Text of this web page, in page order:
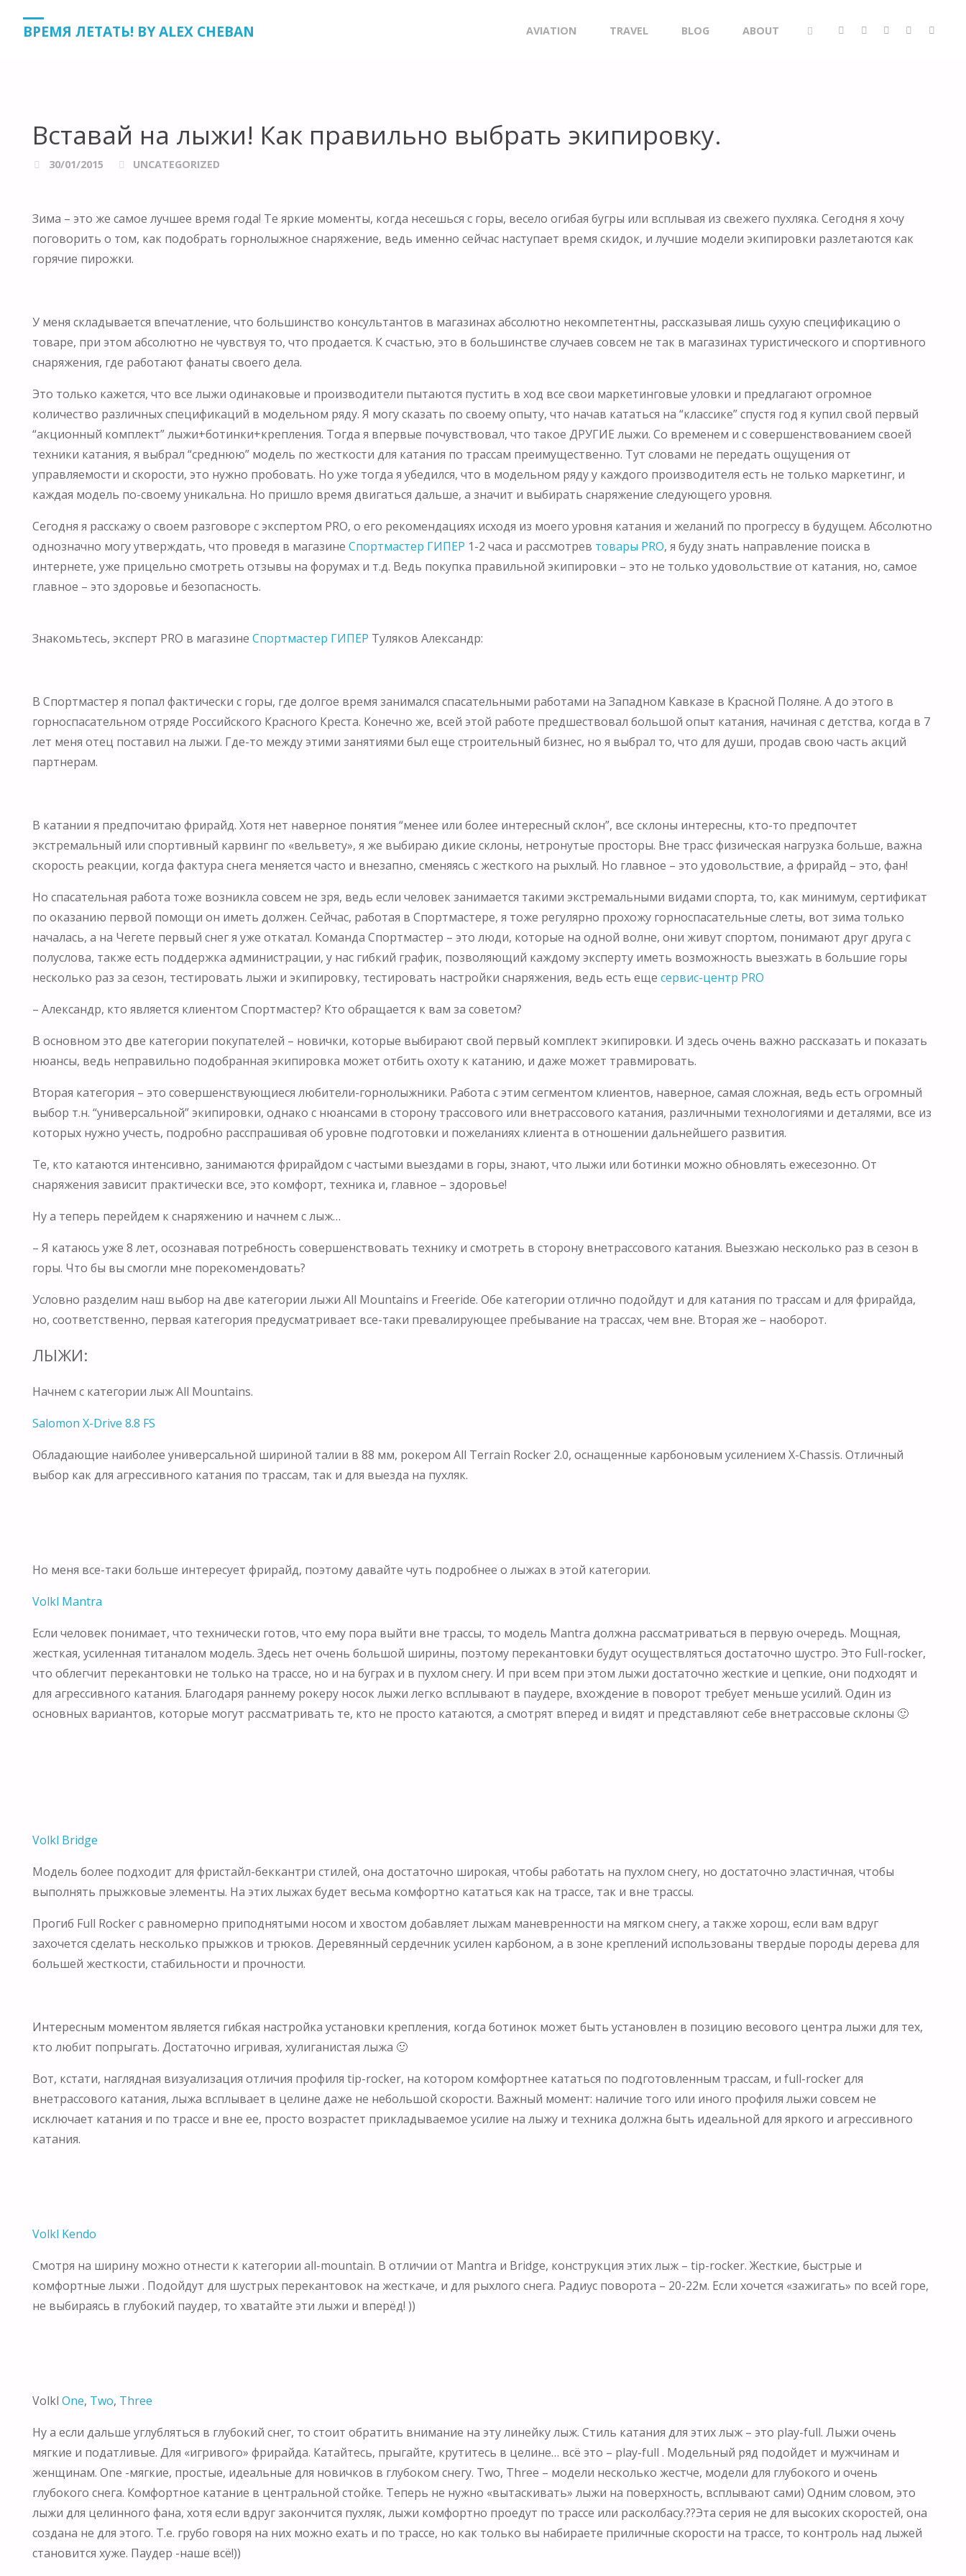
ВРЕМЯ ЛЕТАТЬ! BY ALEX CHEBAN AVIATION TRAVEL BLOG ABOUT
Вставай на лыжи! Как правильно выбрать экипировку.
30/01/2015 UNCATEGORIZED
Зима – это же самое лучшее время года! Те яркие моменты, когда несешься с горы, весело огибая бугры или всплывая из свежего пухляка. Сегодня я хочу
поговорить о том, как подобрать горнолыжное снаряжение, ведь именно сейчас наступает время скидок, и лучшие модели экипировки разлетаются как
горячие пирожки.
У меня складывается впечатление, что большинство консультантов в магазинах абсолютно некомпетентны, рассказывая лишь сухую спецификацию о
товаре, при этом абсолютно не чувствуя то, что продается. К счастью, это в большинстве случаев совсем не так в магазинах туристического и спортивного
снаряжения, где работают фанаты своего дела.
Это только кажется, что все лыжи одинаковые и производители пытаются пустить в ход все свои маркетинговые уловки и предлагают огромное
количество различных спецификаций в модельном ряду. Я могу сказать по своему опыту, что начав кататься на “классике” спустя год я купил свой первый
“акционный комплект” лыжи+ботинки+крепления. Тогда я впервые почувствовал, что такое ДРУГИЕ лыжи. Со временем и с совершенствованием своей
техники катания, я выбрал “среднюю” модель по жесткости для катания по трассам прeимущественно. Тут словами не передать ощущения от
управляемости и скорости, это нужно пробовать. Но уже тогда я убедился, что в модельном ряду у каждого производителя есть не только маркетинг, и
каждая модель по-своему уникальна. Но пришло время двигаться дальше, а значит и выбирать снаряжение следующего уровня.
Сегодня я расскажу о своем разговоре с экспертом PRO, о его рекомендациях исходя из моего уровня катания и желаний по прогрессу в будущем. Абсолютно
однозначно могу утверждать, что проведя в магазине Спортмастер ГИПЕР 1-2 часа и рассмотрев товары PRO, я буду знать направление поиска в
интернете, уже прицельно смотреть отзывы на форумах и т.д. Ведь покупка правильной экипировки – это не только удовольствие от катания, но, самое
главное – это здоровье и безопасность.
Знакомьтесь, эксперт PRO в магазине Спортмастер ГИПЕР Туляков Александр:
В Спортмастер я попал фактически с горы, где долгое время занимался спасательными работами на Западном Кавказе в Красной Поляне. А до этого в
горноспасательном отряде Российского Красного Креста. Конечно же, всей этой работе предшествовал большой опыт катания, начиная с детства, когда в 7
лет меня отец поставил на лыжи. Где-то между этими занятиями был еще строительный бизнес, но я выбрал то, что для души, продав свою часть акций
партнерам.
В катании я предпочитаю фрирайд. Хотя нет наверное понятия “менее или более интересный склон”, все склоны интересны, кто-то предпочтет
экстремальный или спортивный карвинг по «вельвету», я же выбираю дикие склоны, нетронутые просторы. Вне трасс физическая нагрузка больше, важна
скорость реакции, когда фактура снега меняется часто и внезапно, сменяясь с жесткого на рыхлый. Но главное – это удовольствие, а фрирайд – это, фан!
Но спасательная работа тоже возникла совсем не зря, ведь если человек занимается такими экстремальными видами спорта, то, как минимум, сертификат
по оказанию первой помощи он иметь должен. Сейчас, работая в Спортмастере, я тоже регулярно прохожу горноспасательные слеты, вот зима только
началась, а на Чегете первый снег я уже откатал. Команда Спортмастер – это люди, которые на одной волне, они живут спортом, понимают друг друга с
полуслова, также есть поддержка администрации, у нас гибкий график, позволяющий каждому эксперту иметь возможность выезжать в большие горы
несколько раз за сезон, тестировать лыжи и экипировку, тестировать настройки снаряжения, ведь есть еще сервис-центр PRO
– Александр, кто является клиентом Спортмастер? Кто обращается к вам за советом?
В основном это две категории покупателей – новички, которые выбирают свой первый комплект экипировки. И здесь очень важно рассказать и показать
нюансы, ведь неправильно подобранная экипировка может отбить охоту к катанию, и даже может травмировать.
Вторая категория – это совершенствующиеся любители-горнолыжники. Работа с этим сегментом клиентов, наверное, самая сложная, ведь есть огромный
выбор т.н. “универсальной” экипировки, однако с нюансами в сторону трассового или внетрассового катания, различными технологиями и деталями, все из
которых нужно учесть, подробно расспрашивая об уровне подготовки и пожеланиях клиента в отношении дальнейшего развития.
Те, кто катаются интенсивно, занимаются фрирайдом с частыми выездами в горы, знают, что лыжи или ботинки можно обновлять ежесезонно. От
снаряжения зависит практически все, это комфорт, техника и, главное – здоровье!
Ну а теперь перейдем к снаряжению и начнем с лыж…
– Я катаюсь уже 8 лет, осознавая потребность совершенствовать технику и смотреть в сторону внетрассового катания. Выезжаю несколько раз в сезон в
горы. Что бы вы смогли мне порекомендовать?
Условно разделим наш выбор на две категории лыжи All Mountains и Freeride. Обе категории отлично подойдут и для катания по трассам и для фрирайда,
но, соответственно, первая категория предусматривает все-таки превалирующее пребывание на трассах, чем вне. Вторая же – наоборот.
ЛЫЖИ:
Начнем с категории лыж All Mountains.
Salomon X-Drive 8.8 FS
Обладающие наиболее универсальной шириной талии в 88 мм, рокером All Terrain Rocker 2.0, оснащенные карбоновым усилением X-Chassis. Отличный
выбор как для агрессивного катания по трассам, так и для выезда на пухляк.
Но меня все-таки больше интересует фрирайд, поэтому давайте чуть подробнее о лыжах в этой категории.
Volkl Mantra
Если человек понимает, что технически готов, что ему пора выйти вне трассы, то модель Mantra должна рассматриваться в первую очередь. Мощная,
жесткая, усиленная титаналом модель. Здесь нет очень большой ширины, поэтому перекантовки будут осуществляться достаточно шустро. Это Full-rocker,
что облегчит перекантовки не только на трассе, но и на буграх и в пухлом снегу. И при всем при этом лыжи достаточно жесткие и цепкие, они подходят и
для агрессивного катания. Благодаря раннему рокеру носок лыжи легко всплывают в паудере, вхождение в поворот требует меньше усилий. Один из
основных вариантов, которые могут рассматривать те, кто не просто катаются, а смотрят вперед и видят и представляют себе внетрассовые склоны 🙂
Volkl Bridge
Модель более подходит для фристайл-беккантри стилей, она достаточно широкая, чтобы работать на пухлом снегу, но достаточно эластичная, чтобы
выполнять прыжковые элементы. На этих лыжах будет весьма комфортно кататься как на трассе, так и вне трассы.
Прогиб Full Rocker с равномерно приподнятыми носом и хвостом добавляет лыжам маневренности на мягком снегу, а также хорош, если вам вдруг
захочется сделать несколько прыжков и трюков. Деревянный сердечник усилен карбоном, а в зоне креплений использованы твердые породы дерева для
большей жесткости, стабильности и прочности.
Интересным моментом является гибкая настройка установки крепления, когда ботинок может быть установлен в позицию весового центра лыжи для тех,
кто любит попрыгать. Достаточно игривая, хулиганистая лыжа 🙂
Вот, кстати, наглядная визуализация отличия профиля tip-rocker, на котором комфортнее кататься по подготовленным трассам, и full-rocker для
внетрассового катания, лыжа всплывает в целине даже не небольшой скорости. Важный момент: наличие того или иного профиля лыжи совсем не
исключает катания и по трассе и вне ее, просто возрастет прикладываемое усилие на лыжу и техника должна быть идеальной для яркого и агрессивного
катания.
Volkl Kendo
Смотря на ширину можно отнести к категории all-mountain. В отличии от Mantra и Bridge, конструкция этих лыж – tip-rocker. Жесткие, быстрые и
комфортные лыжи . Подойдут для шустрых перекантовок на жесткаче, и для рыхлого снега. Радиус поворота – 20-22м. Если хочется «зажигать» по всей горе,
не выбираясь в глубокий паудер, то хватайте эти лыжи и вперёд! ))
Volkl One, Two, Three
Ну а если дальше углубляться в глубокий снег, то стоит обратить внимание на эту линейку лыж. Стиль катания для этих лыж – это play-full. Лыжи очень
мягкие и податливые. Для «игривого» фрирайда. Катайтесь, прыгайте, крутитесь в целине… всё это – play-full . Модельный ряд подойдет и мужчинам и
женщинам. One -мягкие, простые, идеальные для новичков в глубоком снегу. Two, Three – модели несколько жестче, модели для глубокого и очень
глубокого снега. Комфортное катание в центральной стойке. Теперь не нужно «вытаскивать» лыжи на поверхность, всплывают сами) Одним словом, это
лыжи для целинного фана, хотя если вдруг закончится пухляк, лыжи комфортно проедут по трассе или расколбасу.??Эта серия не для высоких скоростей, она
создана не для этого. Т.е. грубо говоря на них можно ехать и по трассе, но как только вы набираете приличные скорости на трассе, то контроль над лыжей
становится хуже. Паудер -наше всё!))